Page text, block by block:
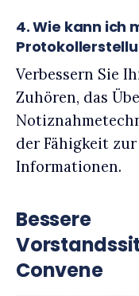
4. Wie kann ich
Verbessern Sie
Zuhören, das
der Fähigkeit
Informationen.
Bessere
Convene